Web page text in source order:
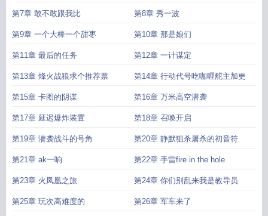
第7章 敢不敢跟我比 第8章 秀一波
第9章 一个大棒一个甜枣 第10章 那是娘们
第11章 最后的任务 第12章 一计谋定
第13章 烽火战狼求个推荐票 第14章 行动代号吃咖喱舵主加更
第15章 卡图的阴谋 第16章 万米高空潜袭
第17章 延迟爆炸装置 第18章 召唤开启
第19章 潜袭战斗的号角 第20章 静默狙杀屠杀的初音符
第21章 ak一响 第22章 手雷fire in the hole
第23章 火凤凰之旅 第24章 你们别乱来我是教导员
第25章 玩次高难度的 第26章 军车来了